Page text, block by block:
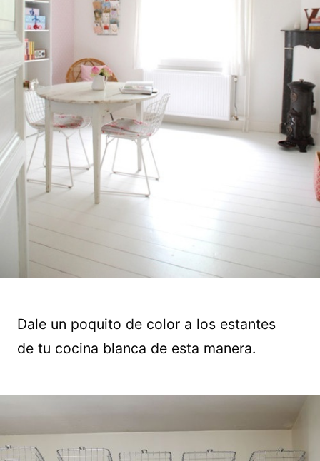
Dale un poquito de color a los estantes
de tu cocina blanca de esta manera.